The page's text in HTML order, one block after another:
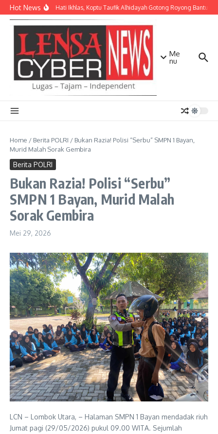
Lewati ke konten
Hot NewsDengan Hati Ikhlas, Koptu Taufik Alhidayah Gotong Royong Bantu
Me
nu
Home / Berita POLRI / Bukan Razia! Polisi “Serbu” SMPN 1 Bayan,
Murid Malah Sorak Gembira
Berita POLRI
Bukan Razia! Polisi “Serbu”
SMPN 1 Bayan, Murid Malah
Sorak Gembira
Mei 29, 2026
LCN – Lombok Utara, – Halaman SMPN 1 Bayan mendadak riuh
Jumat pagi (29/05/2026) pukul 09.00 WITA. Sejumlah